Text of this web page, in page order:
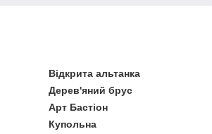
Відкрита альтанка
Дерев'яний брус
Арт Бастіон
Купольна